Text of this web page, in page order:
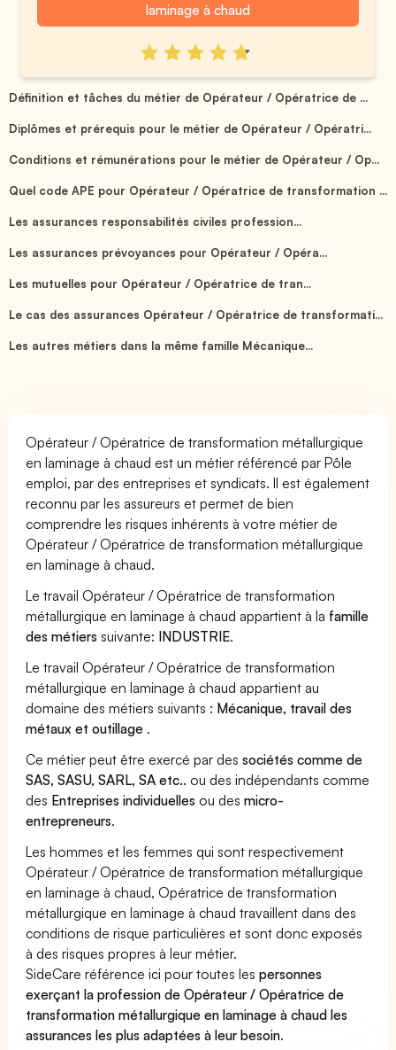
laminage à chaud
Définition et tâches du métier de Opérateur / Opératrice de ...
Diplômes et prérequis pour le métier de Opérateur / Opératri...
Conditions et rémunérations pour le métier de Opérateur / Op...
Quel code APE pour Opérateur / Opératrice de transformation ...
Les assurances responsabilités civiles profession...
Les assurances prévoyances pour Opérateur / Opéra...
Les mutuelles pour Opérateur / Opératrice de tran...
Le cas des assurances Opérateur / Opératrice de transformati...
Les autres métiers dans la même famille Mécanique...
Opérateur / Opératrice de transformation métallurgique
en laminage à chaud est un métier référencé par Pôle
emploi, par des entreprises et syndicats. Il est également
reconnu par les assureurs et permet de bien
comprendre les risques inhérents à votre métier de
Opérateur / Opératrice de transformation métallurgique
en laminage à chaud.
Le travail Opérateur / Opératrice de transformation
métallurgique en laminage à chaud appartient à la famille
des métiers suivante: INDUSTRIE.
Le travail Opérateur / Opératrice de transformation
métallurgique en laminage à chaud appartient au
domaine des métiers suivants : Mécanique, travail des
métaux et outillage .
Ce métier peut être exercé par dessociétés comme de
SAS, SASU, SARL, SA etc.. ou des indépendants comme
des Entreprises individuelles ou desmicro-
entrepreneurs.
Les hommes et les femmes qui sont respectivement
Opérateur / Opératrice de transformation métallurgique
en laminage à chaud, Opératrice de transformation
métallurgique en laminage à chaud travaillent dans des
conditions de risque particulières et sont donc exposés
à des risques propres à leur métier.
SideCare référence ici pour toutes lespersonnes
exerçant la profession de Opérateur / Opératrice de
transformation métallurgique en laminage à chaud les
assurances les plus adaptées à leur besoin.